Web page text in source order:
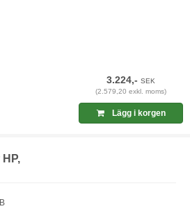
3.224,-SEK
(2.579,20 exkl. moms)
Lägg i korgen